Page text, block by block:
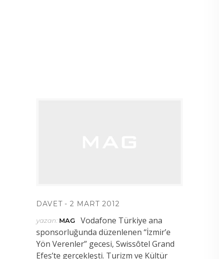
DAVET 2 MART 2012
yazan: MAG
Vodafone Türkiye ana
sponsorluğunda düzenlenen “İzmir’e
Yön Verenler” gecesi, Swissôtel Grand
Efes’te gerçekleşti. Turizm ve Kültür